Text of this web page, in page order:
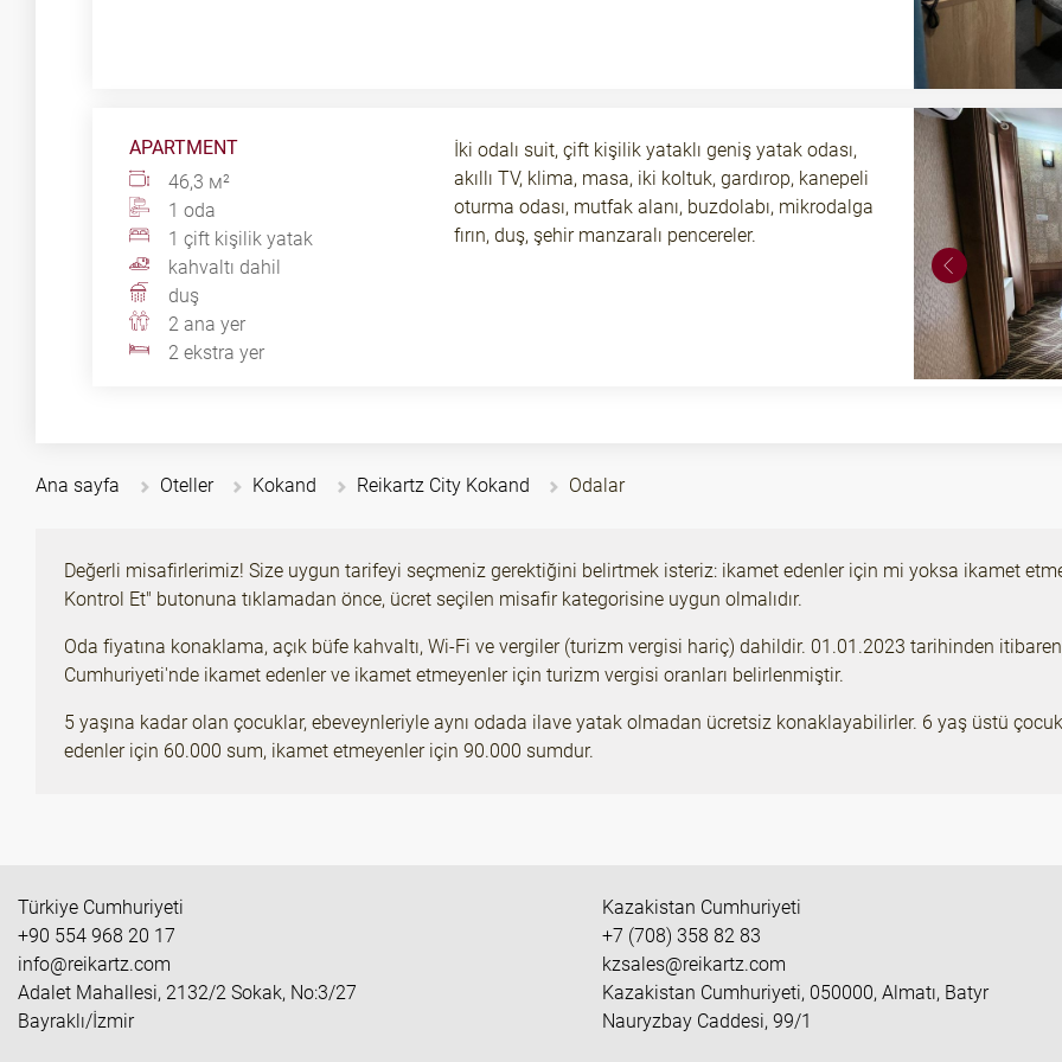
APARTMENT
46,3 м²
1 oda
1 çift kişilik yatak
kahvaltı dahil
duş
2 ana yer
2 ekstra yer
İki odalı suit, çift kişilik yataklı geniş yatak odası,
akıllı TV, klima, masa, iki koltuk, gardırop, kanepeli
oturma odası, mutfak alanı, buzdolabı, mikrodalga
fırın, duş, şehir manzaralı pencereler.
Ana sayfa Oteller Kokand Reikartz City Kokand Odalar
Değerli misafirlerimiz! Size uygun tarifeyi seçmeniz gerektiğini belirtmek isteriz: ikamet edenler için mi yoksa ikamet
Kontrol Et" butonuna tıklamadan önce, ücret seçilen misafir kategorisine uygun olmalıdır.
Oda fiyatına konaklama, açık büfe kahvaltı, Wi-Fi ve vergiler (turizm vergisi hariç) dahildir. 01.01.2023 tarihinden
Cumhuriyeti'nde ikamet edenler ve ikamet etmeyenler için turizm vergisi oranları belirlenmiştir.
5 yaşına kadar olan çocuklar, ebeveynleriyle aynı odada ilave yatak olmadan ücretsiz konaklayabilirler. 6 yaş üstü
edenler için 60.000 sum, ikamet etmeyenler için 90.000 sumdur.
Türkiye Cumhuriyeti
+90 554 968 20 17
info@reikartz.com
Adalet Mahallesi, 2132/2 Sokak, No:3/27
Bayraklı/İzmir
Kazakistan Cumhuriyeti
+7 (708) 358 82 83
kzsales@reikartz.com
Kazakistan Cumhuriyeti, 050000, Almatı, Batyr
Nauryzbay Caddesi, 99/1